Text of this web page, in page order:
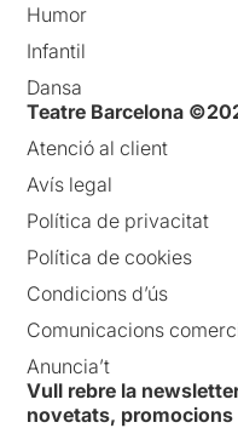
Humor
Infantil
Dansa
Teatre Barcelona
Atenció al client
Avís legal
Política de privacitat
Política de cookies
Condicions d’ús
Comunicacions
Anuncia’t
Vull rebre la
novetats, promocions